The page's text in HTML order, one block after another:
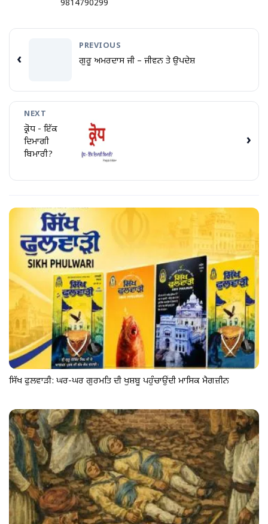
9814790299
‹
PREVIOUS
ਗੁਰੂ ਅਮਰਦਾਸ ਜੀ – ਜੀਵਨ ਤੇ ਉਪਦੇਸ਼
NEXT
ਕ੍ਰੋਧ - ਇੱਕ
ਦਿਮਾਗੀ
ਬਿਮਾਰੀ?
›
ਸਿੱਖ ਫੁਲਵਾੜੀ: ਘਰ-ਘਰ ਗੁਰਮਤਿ ਦੀ ਖੁਸ਼ਬੂ ਪਹੁੰਚਾਉਂਦੀ ਮਾਸਿਕ ਮੈਗਜ਼ੀਨ